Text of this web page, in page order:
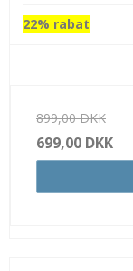
22% rabat
899,00 DKK
699,00 DKK